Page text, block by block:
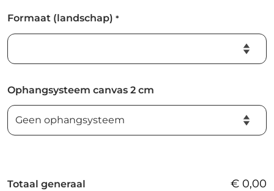
Formaat (landschap) *
Ophangsysteem canvas 2 cm
Totaal generaal € 0,00